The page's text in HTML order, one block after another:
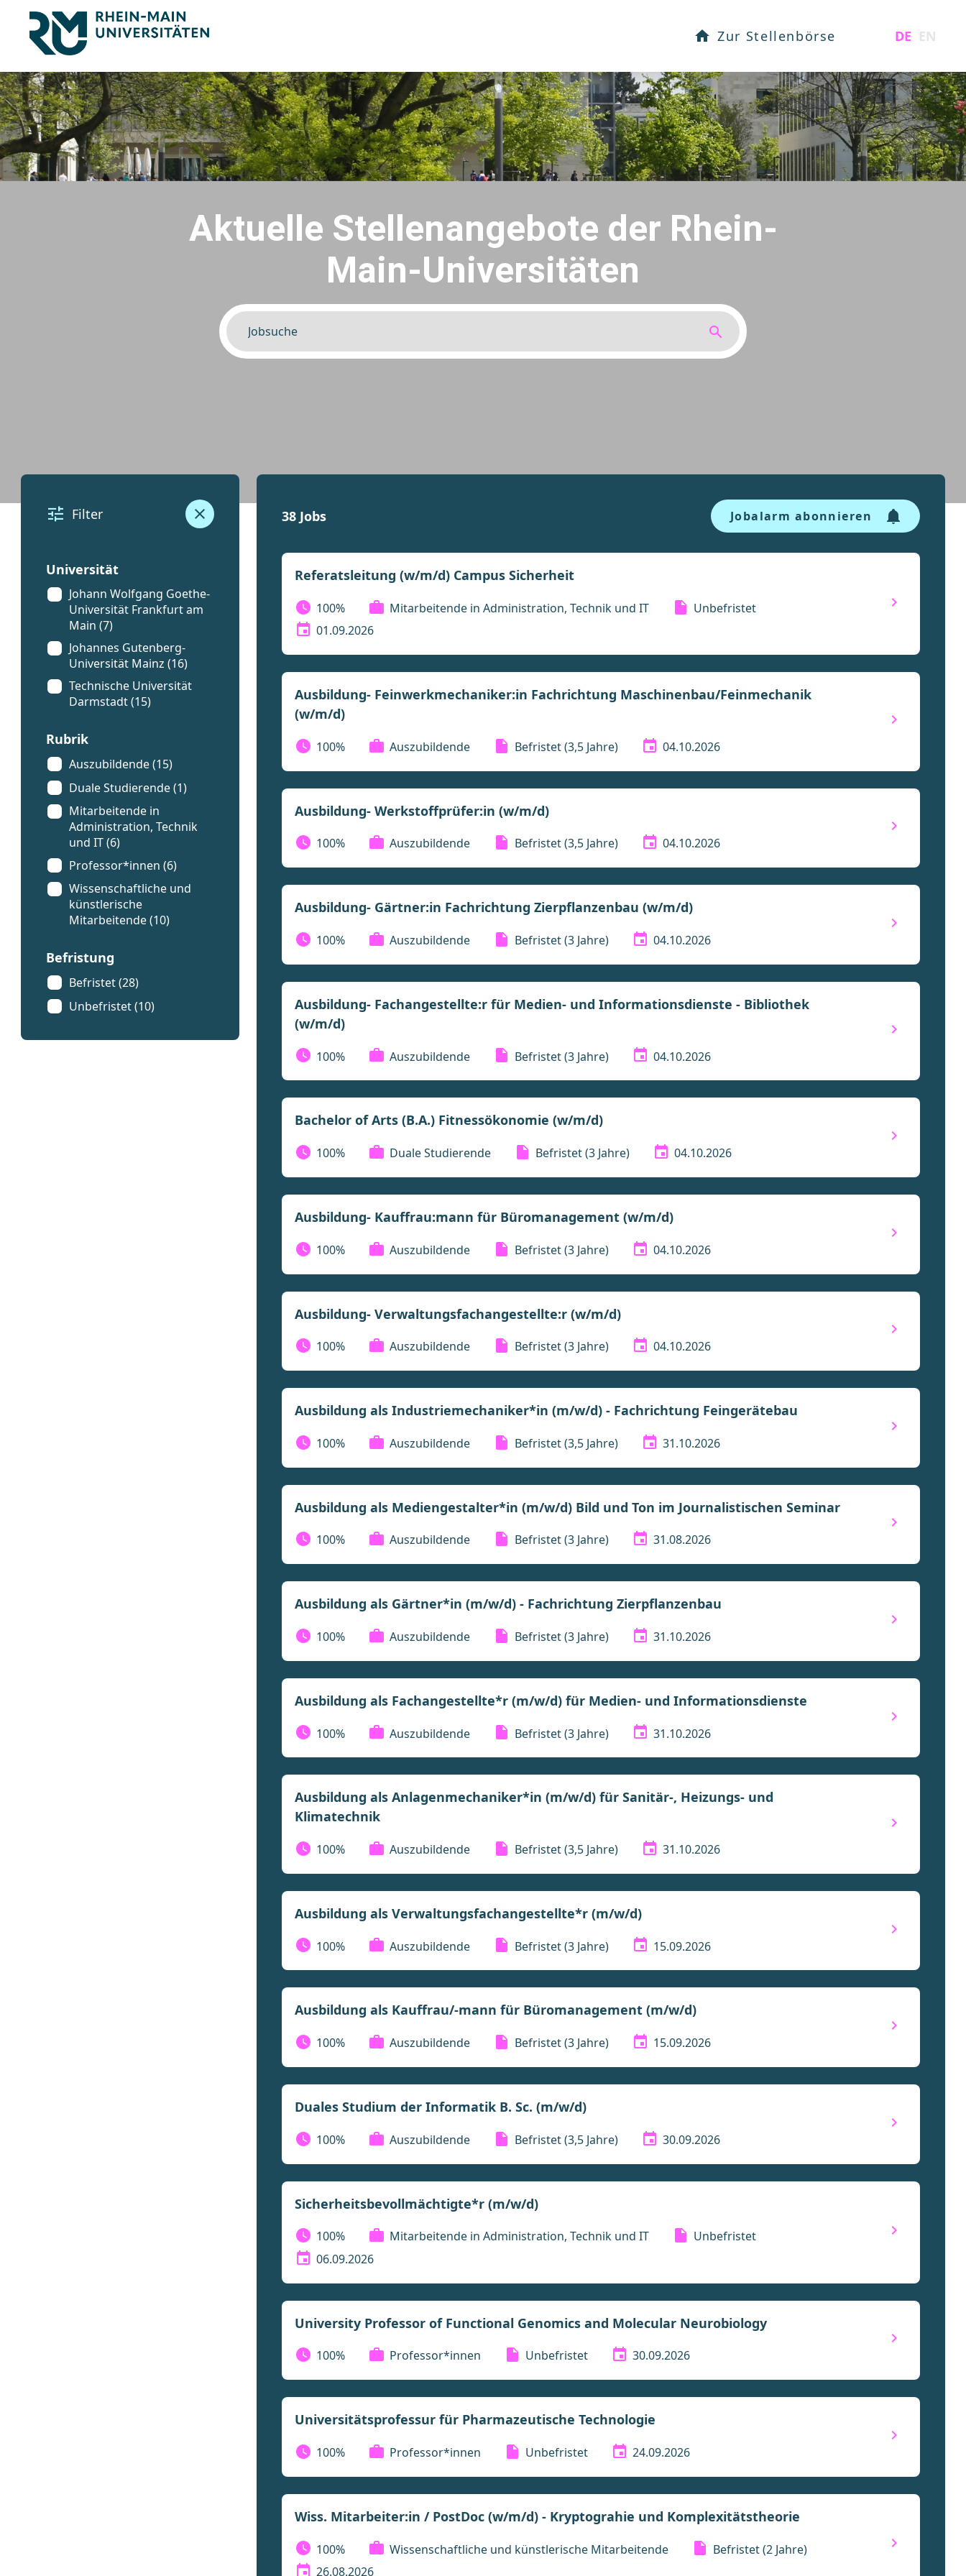
Zur Stellenbörse DE EN
Aktuelle Stellenangebote der Rhein-
Main-Universitäten
Filter
Universität
Johann Wolfgang Goethe-
Universität Frankfurt am
Main (7)
Johannes Gutenberg-
Universität Mainz (16)
Technische Universität
Darmstadt (15)
Rubrik
Auszubildende (15)
Duale Studierende (1)
Mitarbeitende in
Administration, Technik
und IT (6)
Professor*innen (6)
Wissenschaftliche und
künstlerische
Mitarbeitende (10)
Befristung
Befristet (28)
Unbefristet (10)
38 Jobs Jobalarm abonnieren
Referatsleitung (w/m/d) Campus Sicherheit
100% Mitarbeitende in Administration, Technik und IT
Unbefristet
01.09.2026
Ausbildung- Feinwerkmechaniker:in Fachrichtung Maschinenbau/Feinmechanik
(w/m/d)
100% Auszubildende Befristet(3,5 Jahre) 04.10.2026
Ausbildung- Werkstoffprüfer:in (w/m/d)
100% Auszubildende Befristet(3,5 Jahre) 04.10.2026
Ausbildung- Gärtner:in Fachrichtung Zierpflanzenbau (w/m/d)
100% Auszubildende Befristet(3 Jahre) 04.10.2026
Ausbildung- Fachangestellte:r für Medien- und Informationsdienste - Bibliothek
(w/m/d)
100% Auszubildende Befristet(3 Jahre) 04.10.2026
Bachelor of Arts (B.A.) Fitnessökonomie (w/m/d)
100% Duale Studierende Befristet(3 Jahre) 04.10.2026
Ausbildung- Kauffrau:mann für Büromanagement (w/m/d)
100% Auszubildende Befristet(3 Jahre) 04.10.2026
Ausbildung- Verwaltungsfachangestellte:r (w/m/d)
100% Auszubildende Befristet(3 Jahre) 04.10.2026
Ausbildung als Industriemechaniker*in (m/w/d) - Fachrichtung Feingerätebau
100% Auszubildende Befristet(3,5 Jahre) 31.10.2026
Ausbildung als Mediengestalter*in (m/w/d) Bild und Ton im Journalistischen Seminar
100% Auszubildende Befristet(3 Jahre) 31.08.2026
Ausbildung als Gärtner*in (m/w/d) - Fachrichtung Zierpflanzenbau
100% Auszubildende Befristet(3 Jahre) 31.10.2026
Ausbildung als Fachangestellte*r (m/w/d) für Medien- und Informationsdienste
100% Auszubildende Befristet(3 Jahre) 31.10.2026
Ausbildung als Anlagenmechaniker*in (m/w/d) für Sanitär-, Heizungs- und
Klimatechnik
100% Auszubildende Befristet(3,5 Jahre) 31.10.2026
Ausbildung als Verwaltungsfachangestellte*r (m/w/d)
100% Auszubildende Befristet(3 Jahre) 15.09.2026
Ausbildung als Kauffrau/-mann für Büromanagement (m/w/d)
100% Auszubildende Befristet(3 Jahre) 15.09.2026
Duales Studium der Informatik B. Sc. (m/w/d)
100% Auszubildende Befristet(3,5 Jahre) 30.09.2026
Sicherheitsbevollmächtigte*r (m/w/d)
100% Mitarbeitende in Administration, Technik und IT
Unbefristet
06.09.2026
University Professor of Functional Genomics and Molecular Neurobiology
100% Professor*innen Unbefristet 30.09.2026
Universitätsprofessur für Pharmazeutische Technologie
100% Professor*innen Unbefristet 24.09.2026
Wiss. Mitarbeiter:in / PostDoc (w/m/d) - Kryptograhie und Komplexitätstheorie
100% Wissenschaftliche und künstlerische Mitarbeitende Befristet(2 Jahre)
26.08.2026